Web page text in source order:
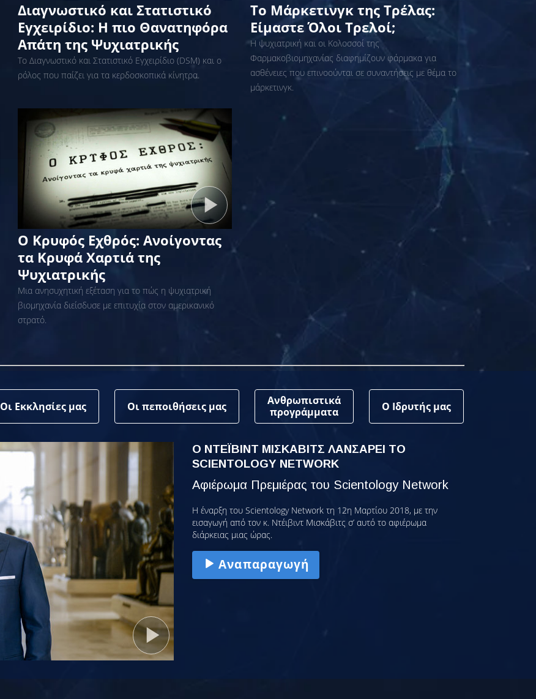
Διαγνωστικό και Στατιστικό
Εγχειρίδιο: Η πιο Θανατηφόρα
Απάτη της Ψυχιατρικής
Το Διαγνωστικό και Στατιστικό Εγχειρίδιο (DSM) και ο
ρόλος που παίζει για τα κερδοσκοπικά κίνητρα.
Το Μάρκετινγκ της Τρέλας:
Είμαστε Όλοι Τρελοί;
Η ψυχιατρική και οι Κολοσσοί της
Φαρμακοβιομηχανίας διαφημίζουν φάρμακα για
ασθένειες που επινοούνται σε συναντήσεις με θέμα το
μάρκετινγκ.
Ο Κρυφός Εχθρός: Ανοίγοντας
τα Κρυφά Χαρτιά της
Ψυχιατρικής
Μια ανησυχητική εξέταση για το πώς η ψυχιατρική
βιομηχανία διείσδυσε με επιτυχία στον αμερικανικό
στρατό.
Οι Εκκλησίες μας Οι πεποιθήσεις μας
Ανθρωπιστικά
προγράμματα
Ο Ιδρυτής μας
Ο ΝΤΕΪΒΙΝΤ ΜΙΣΚΑΒΙΤΣ ΛΑΝΣΑΡΕΙ ΤΟ
SCIENTOLOGY NETWORK
Αφιέρωμα Πρεμιέρας του Scientology Network
Η έναρξη του Scientology Network τη 12η Μαρτίου 2018, με την
εισαγωγή από τον κ. Ντέιβιντ Μισκάβιτς σ’ αυτό το αφιέρωμα
διάρκειας μιας ώρας.
Αναπαραγωγή